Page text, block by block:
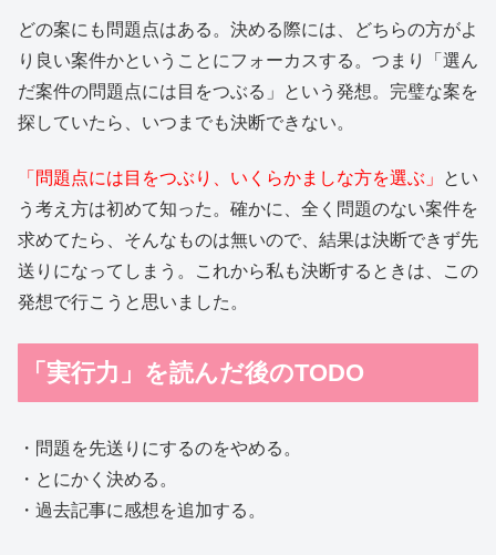
どの案にも問題点はある。決める際には、どちらの方がよ
り良い案件かということにフォーカスする。つまり「選ん
だ案件の問題点には目をつぶる」という発想。完璧な案を
探していたら、いつまでも決断できない。
「問題点には目をつぶり、いくらかましな方を選ぶ」
とい
う考え方は初めて知った。確かに、全く問題のない案件を
求めてたら、そんなものは無いので、結果は決断できず先
送りになってしまう。これから私も決断するときは、この
発想で行こうと思いました。
「実行力」を読んだ後のTODO
・問題を先送りにするのをやめる。
・とにかく決める。
・過去記事に感想を追加する。